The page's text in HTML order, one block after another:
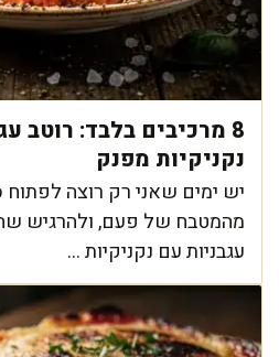
8 מרכיבים בלבד: רוטב
נקניקיות מפנק
יש ימים שאני רק רוצה לפתוח
מהמטבח של פעם, ולהרגיש
עגבניות עם נקניקיות ...